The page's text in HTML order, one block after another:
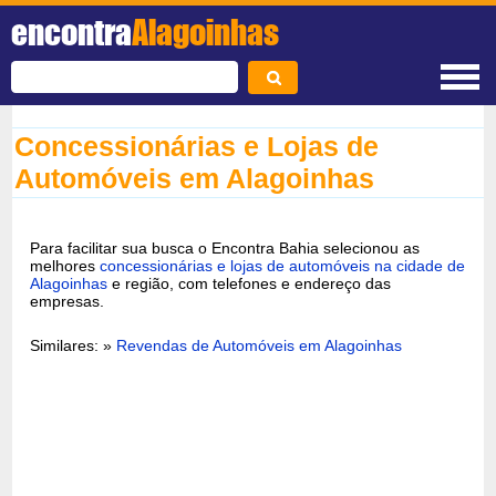
encontraAlagoinhas
Concessionárias e Lojas de
Automóveis em Alagoinhas
Para facilitar sua busca o Encontra Bahia selecionou as
melhoresconcessionárias e lojas de automóveis na cidade de
Alagoinhas e região, com telefones e endereço das
empresas.
Similares: » Revendas de Automóveis em Alagoinhas